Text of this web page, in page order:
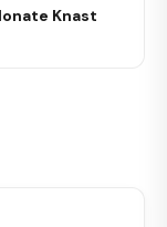
Knast